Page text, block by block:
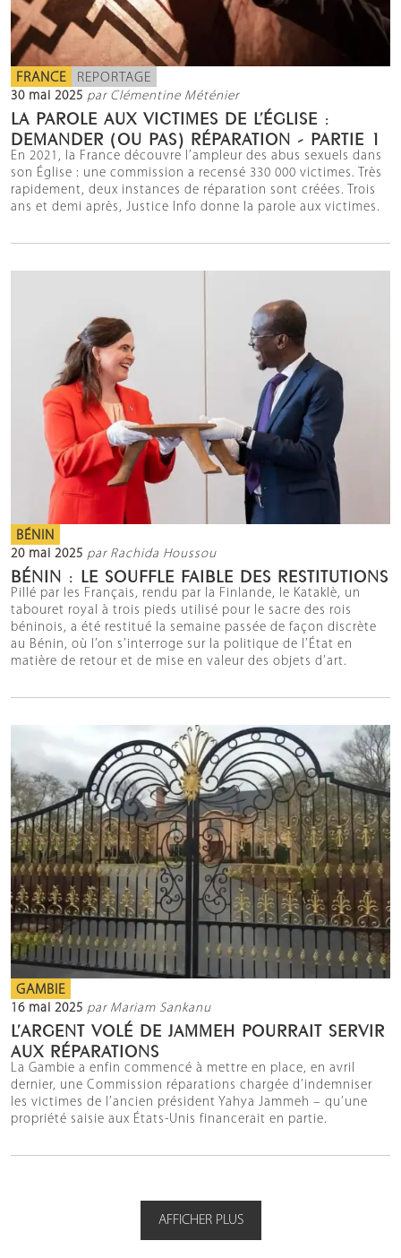
FRANCE REPORTAGE
30 mai 2025 par Clémentine Méténier
LA PAROLE AUX VICTIMES DE L’ÉGLISE :
DEMANDER (OU PAS) RÉPARATION - PARTIE 1
En 2021, la France découvre l’ampleur des abus sexuels dans
son Église : une commission a recensé 330 000 victimes. Très
rapidement, deux instances de réparation sont créées. Trois
ans et demi après, Justice Info donne la parole aux victimes.
BÉNIN
20 mai 2025 par Rachida Houssou
BÉNIN : LE SOUFFLE FAIBLE DES RESTITUTIONS
Pillé par les Français, rendu par la Finlande, le Kataklè, un
tabouret royal à trois pieds utilisé pour le sacre des rois
béninois, a été restitué la semaine passée de façon discrète
au Bénin, où l’on s’interroge sur la politique de l’État en
matière de retour et de mise en valeur des objets d’art.
GAMBIE
16 mai 2025 par Mariam Sankanu
L’ARGENT VOLÉ DE JAMMEH POURRAIT SERVIR
AUX RÉPARATIONS
La Gambie a enfin commencé à mettre en place, en avril
dernier, une Commission réparations chargée d’indemniser
les victimes de l’ancien président Yahya Jammeh – qu’une
propriété saisie aux États-Unis financerait en partie.
AFFICHER PLUS